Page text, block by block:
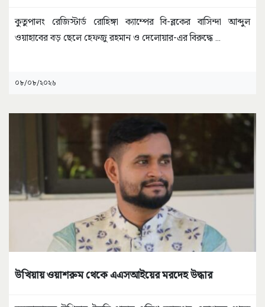
কুতুপালং রেজিস্টার্ড রোহিঙ্গা ক্যাম্পের বি-ব্লকের বাসিন্দা আব্দুল
ওয়াহাবের বড় ছেলে হেফজু রহমান ও দেলোয়ার-এর বিরুদ্ধে ...
০৮/০৮/২০২৬
উখিয়ায় ওয়াশরুম থেকে এএসআইয়ের মরদেহ উদ্ধার